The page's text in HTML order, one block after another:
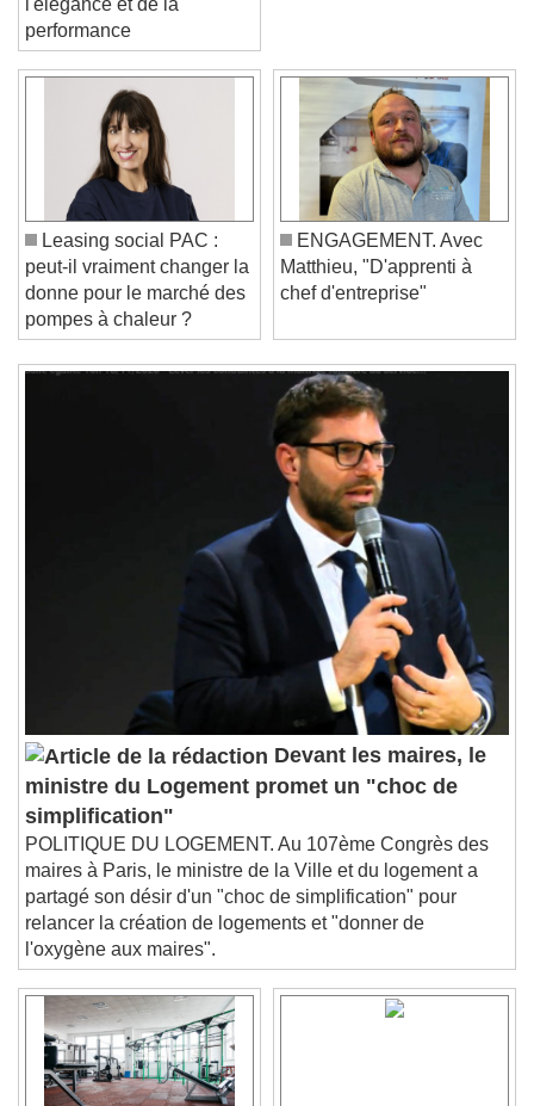
Video Player is loading.
Play Video
Play
Skip Backward
Skip Forward
Unmute
Current Time0:00
/
Duration-:-
Loaded:0%
Stream TypeLIVE
Seek to live, currently behind liveLIVE
descriptions off , selected
subtitles settings
, opens subtitles
settings dialog
subtitles off
Audio Track
Picture-in-Picture
Fullscreen
This is a modal window.
Beginning of dialog window. Escape will cancel
and close the window.
Text
Color
Text Background
Color Opacity
Caption Area Background
l'élégance et de la
performance
Leasing social PAC :
peut-il vraiment changer la
donne pour le marché des
pompes à chaleur ?
ENGAGEMENT. Avec
Matthieu, "D'apprenti à
Devant les maires, le
ministre du Logement promet un "choc de
simplification"
POLITIQUE DU LOGEMENT. Au 107ème Congrès des
maires à Paris, le ministre de la Ville et du logement a
partagé son désir d'un "choc de simplification" pour
relancer la création de logements et "donner de
l'oxygène aux maires".